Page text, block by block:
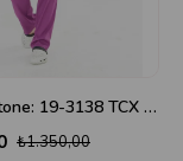
MOR-Pantone: 19-3138 TCX Byzantium
₺1.350,00